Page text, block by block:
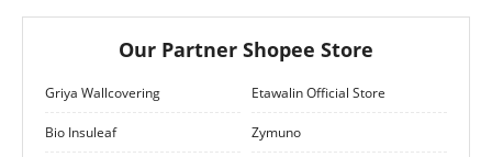
Our Partner Shopee Store
Griya Wallcovering Etawalin Official Store
Bio Insuleaf Zymuno